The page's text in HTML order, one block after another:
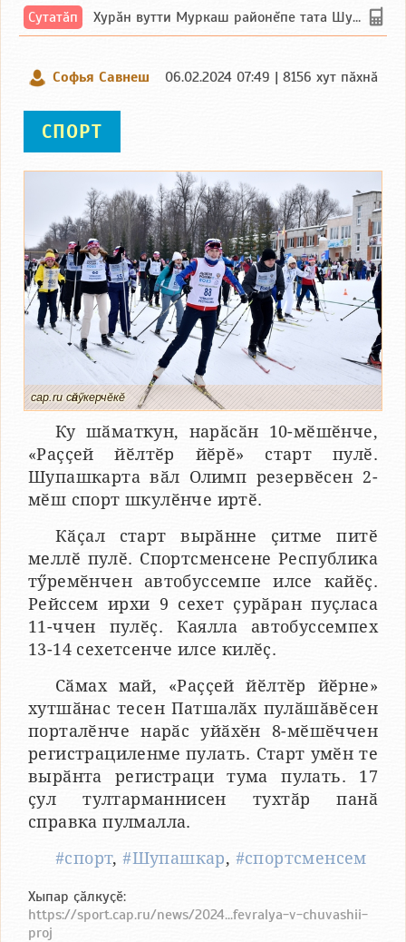
Сутатӑп Хурăн вутти Муркаш районĕпе тата Шупашкар районĕнчи Ишлей тăрăхĕпе сутатăп. Ха...
Софья Савнеш 06.02.2024 07:49 | 8156 хут пӑхнӑ
СПОРТ
cap.ru сӑнӳкерчӗкӗ
Ку шӑматкун, нарӑсӑн 10-мӗшӗнче,
«Раҫҫей йӗлтӗр йӗрӗ» старт пулӗ.
Шупашкарта вӑл Олимп резервӗсен 2-
мӗш спорт шкулӗнче иртӗ.
Кӑҫал старт вырӑнне ҫитме питӗ
меллӗ пулӗ. Спортсменсене Республика
тӳремӗнчен автобуссемпе илсе кайӗҫ.
Рейссем ирхи 9 сехет ҫурӑран пуҫласа
11-ччен пулӗҫ. Каялла автобуссемпех
13-14 сехетсенче илсе килӗҫ.
Сӑмах май, «Раҫҫей йӗлтӗр йӗрне»
хутшӑнас тесен Патшалӑх пулӑшӑвӗсен
порталӗнче нарӑс уйӑхӗн 8-мӗшӗччен
регистрациленме пулать. Старт умӗн те
вырӑнта регистраци тума пулать. 17
ҫул тултарманнисен тухтӑр панӑ
справка пулмалла.
#спорт,#Шупашкар, #спортсменсем
Хыпар ҫӑлкуҫӗ:
https://sport.cap.ru/news/2024...fevralya-v-chuvashii-
proj